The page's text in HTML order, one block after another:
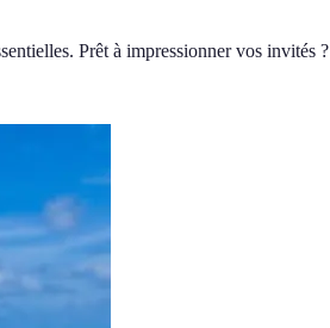
Prêt à impressionner vos invités ?